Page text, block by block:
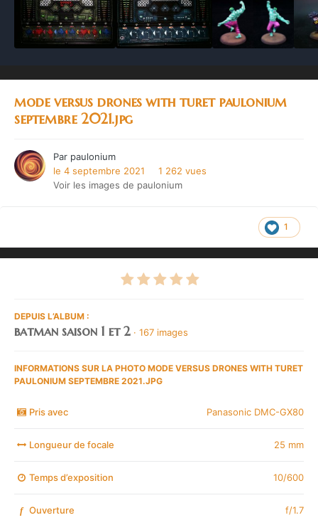
mode versus drones with turet paulonium
septembre 2021.jpg
Par paulonium
le 4 septembre 2021
1 262 vues
Voir les images de paulonium
1
DEPUIS L’ALBUM :
batman saison 1 et 2 · 167 images
INFORMATIONS SUR LA PHOTO MODE VERSUS DRONES WITH TURET
PAULONIUM SEPTEMBRE 2021.JPG
Pris avec Panasonic DMC-GX80
Longueur de focale 25 mm
Temps d’exposition 10/600
f Ouverture f/1.7